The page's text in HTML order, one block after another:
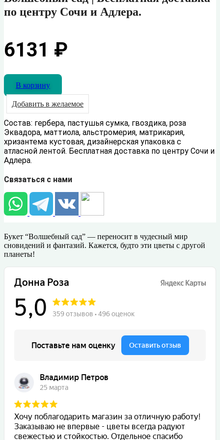
по центру Сочи и Адлера.
6131 ₽
В корзину
Добавить в желаемое
Состав: гербера, пастушья сумка, гвоздика, роза
Эквадора, маттиола, альстромерия, матрикария,
хризантема кустовая, дизайнерская упаковка с
атласной лентой. Бесплатная доставка по центру Сочи и
Адлера.
Связаться с нами
Букет “Волшебный сад” — переносит в чудесный мир
сновидений и фантазий. Кажется, будто эти цветы с другой
планеты!